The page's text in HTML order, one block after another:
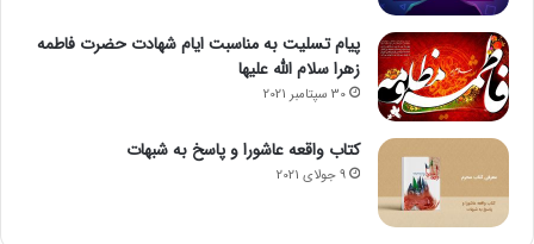
پیام تسلیت به مناسبت ایام شهادت حضرت فاطمه
زهرا سلام الله علیها
30 سپتامبر 2021
کتاب واقعه عاشورا و پاسخ به شبهات
9 جولای 2021